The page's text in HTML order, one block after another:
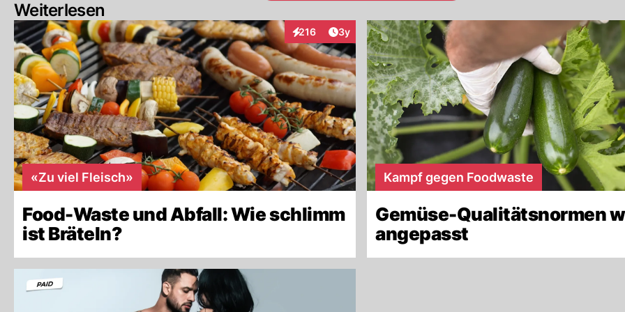
Weiterlesen
216
InteraktionenArtikel veröffentlicht:
3y
«Zu viel Fleisch»
Food-Waste und Abfall: Wie schlimm
ist Bräteln?
Kampf gegen Foodwaste
Gemüse-Qualitätsnormen
angepasst